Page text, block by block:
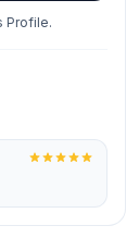
Profile.